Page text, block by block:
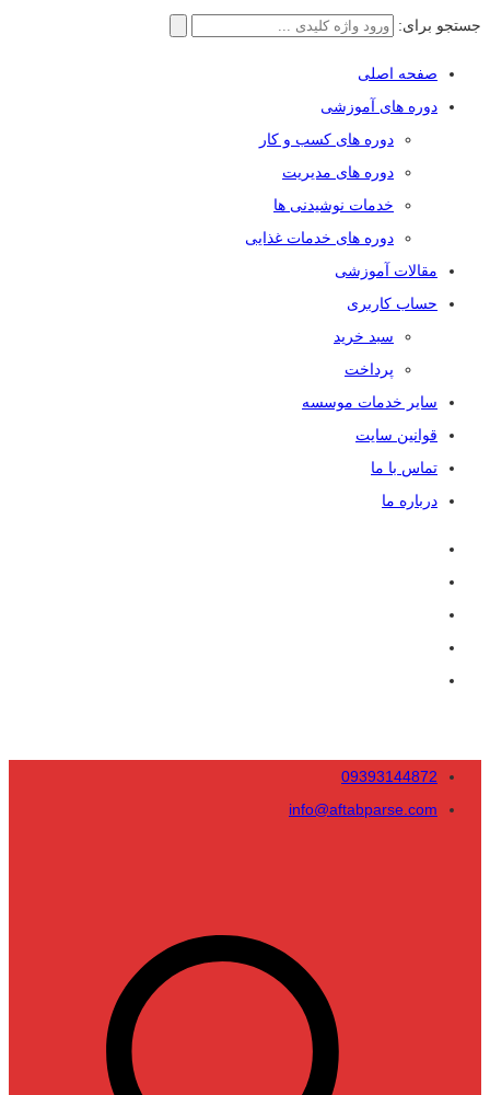
جستجو برای:
صفحه اصلی
دوره های آموزشی
دوره های کسب و کار
دوره های مدیریت
خدمات نوشیدنی ها
دوره های خدمات غذایی
مقالات آموزشی
حساب کاربری
سبد خرید
پرداخت
سایر خدمات موسسه
قوانین سایت
تماس با ما
درباره ما
09393144872
info@aftabparse.com